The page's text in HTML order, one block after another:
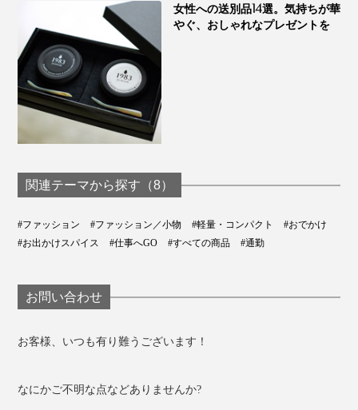
女性への送別品14選。気持ちが華
やぐ、おしゃれなプレゼントを
関連テーマから探す（8）
#ファッション #ファッション／小物 #軽量・コンパクト
#おでかけ
#お出かけスパイス
#仕事へGO #すべての商品 #通勤
お問い合わせ
お客様、いつも有り難うございます！
なにかご不明な点などありませんか?